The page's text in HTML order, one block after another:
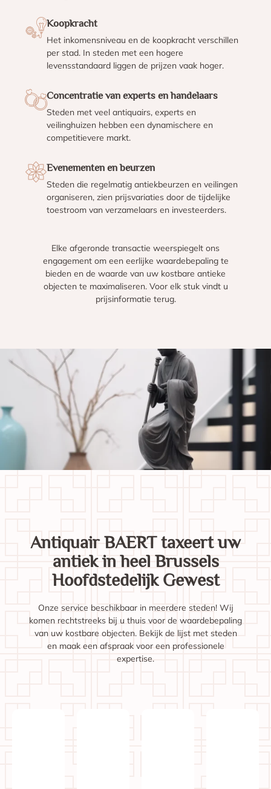
Koopkracht
Het inkomensniveau en de koopkracht verschillen
per stad. In steden met een hogere
levensstandaard liggen de prijzen vaak hoger.
Concentratie van experts en handelaars
Steden met veel antiquairs, experts en
veilinghuizen hebben een dynamischere en
competitievere markt.
Evenementen en beurzen
Steden die regelmatig antiekbeurzen en veilingen
organiseren, zien prijsvariaties door de tijdelijke
toestroom van verzamelaars en investeerders.
Elke afgeronde transactie weerspiegelt ons
engagement om een eerlijke waardebepaling te
bieden en de waarde van uw kostbare antieke
objecten te maximaliseren. Voor elk stuk vindt u
prijsinformatie terug.
Antiquair BAERT taxeert uw
antiek in heel Brussels
Hoofdstedelijk Gewest
Onze service beschikbaar in meerdere steden! Wij
komen rechtstreeks bij u thuis voor de waardebepaling
van uw kostbare objecten. Bekijk de lijst met steden
en maak een afspraak voor een professionele
expertise.